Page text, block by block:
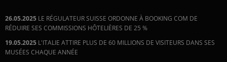
26.05.2025 LE RÉGULATEUR SUISSE ORDONNE À BOOKING COM DE
RÉDUIRE SES COMMISSIONS HÔTELIÈRES DE 25 %
19.05.2025 L'ITALIE ATTIRE PLUS DE 60 MILLIONS DE VISITEURS DANS SES
MUSÉES CHAQUE ANNÉE